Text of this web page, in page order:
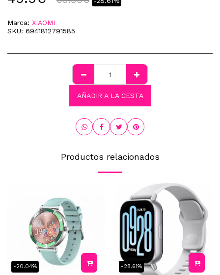
Marca: XIAOMI
SKU: 6941812791585
AÑADIR A LA CESTA
Productos relacionados
-20.04% -28.61%